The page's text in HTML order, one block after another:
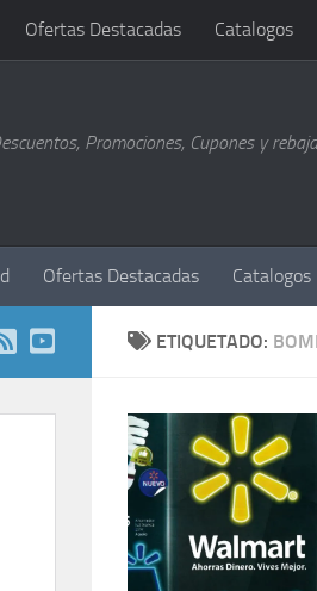
Ofertas Destacadas Catalogos
Promociones, Cupones y
Ofertas Destacadas Catalogos
ETIQUETADO: